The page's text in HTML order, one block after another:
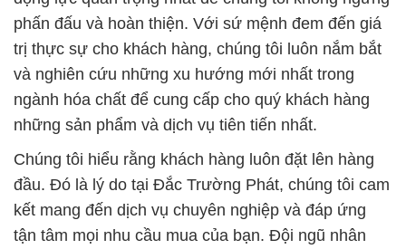
phấn đấu và hoàn thiện. Với sứ mệnh đem đến giá
trị thực sự cho khách hàng, chúng tôi luôn nắm bắt
và nghiên cứu những xu hướng mới nhất trong
ngành hóa chất để cung cấp cho quý khách hàng
những sản phẩm và dịch vụ tiên tiến nhất.
Chúng tôi hiểu rằng khách hàng luôn đặt lên hàng
đầu. Đó là lý do tại Đắc Trường Phát, chúng tôi cam
kết mang đến dịch vụ chuyên nghiệp và đáp ứng
tận tâm mọi nhu cầu mua của bạn. Đội ngũ nhân